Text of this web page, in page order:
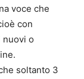
voce che
con
nuovi o
soltanto 3